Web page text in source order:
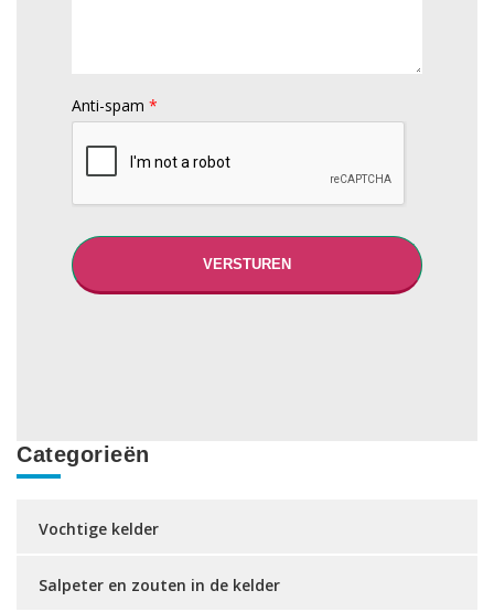
Categorieën
Vochtige kelder
Salpeter en zouten in de kelder
Anti-spam*